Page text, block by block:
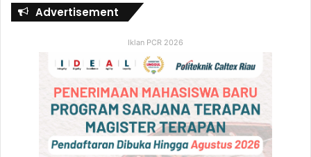
Advertisement
Iklan PCR 2026